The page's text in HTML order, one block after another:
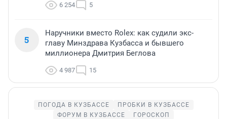
6 254 5
5
Наручники вместо Rolex: как судили экс-
главу Минздрава Кузбасса и бывшего
миллионера Дмитрия Беглова
4 987 15
ПОГОДА В КУЗБАССЕ
ПРОБКИ В КУЗБАССЕ
ФОРУМ В КУЗБАССЕ
ГОРОСКОП